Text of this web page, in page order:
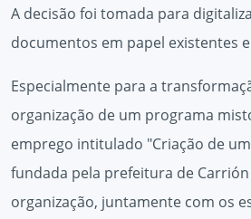
A decisão foi tomada para
documentos em papel existentes
Especialmente para a
organização de um programa
emprego intitulado "Criação de
fundada pela prefeitura de Carrión
organização, juntamente com os